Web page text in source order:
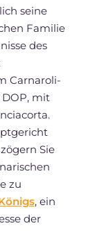
seine
Familie
des
Carnaroli-
mit
Sie
zu
, ein
der